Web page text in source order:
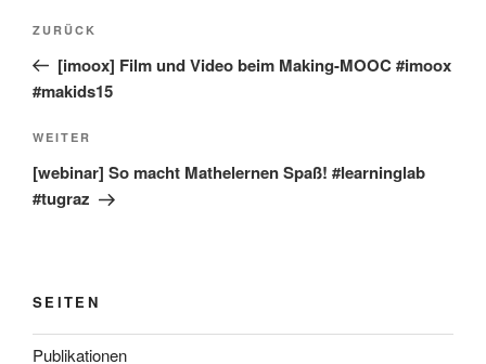
Beitragsnavigation
Vorheriger
Beitrag
ZURÜCK
[imoox] Film und Video beim Making-MOOC #imoox
#makids15
Nächster
Beitrag
WEITER
[webinar] So macht Mathelernen Spaß! #learninglab
#tugraz
SEITEN
Publikationen